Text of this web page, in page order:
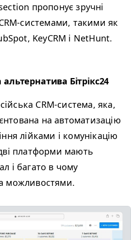
пропонує зручні
CRM-системами, такими як
KeyCRM і NetHunt.
Бітрікс24
CRM-система, яка,
на автоматизацію
лійками і комунікацію
платформи мають
і багато в чому
можливостями.